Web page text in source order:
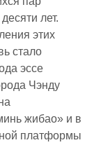
лет.
этих
стало
эссе
Чэнду
жибао» и в
платформы